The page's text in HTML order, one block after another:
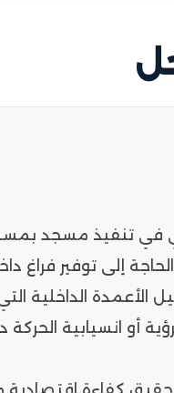
في تنفيذ مسجد
م²، مع الحاجة إلى توفير
الأعمدة الداخلية
أو انسيابية
كفاءة اقتصادية